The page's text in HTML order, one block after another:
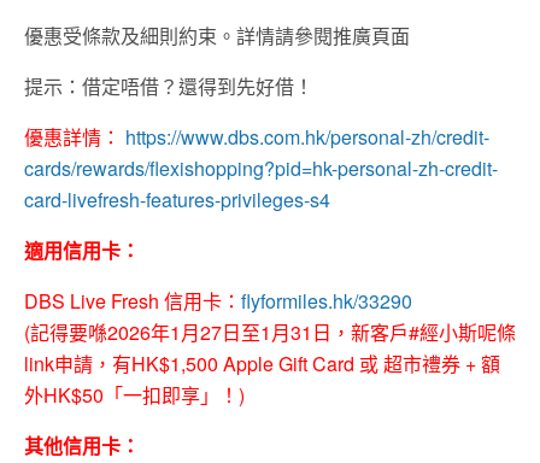
優惠受條款及細則約束。詳情請參閱推廣頁面
提示：借定唔借？還得到先好借！
優惠詳情： https://www.dbs.com.hk/personal-zh/credit-
cards/rewards/flexishopping?pid=hk-personal-zh-credit-
card-livefresh-features-privileges-s4
適用信用卡：
DBS Live Fresh 信用卡： flyformiles.hk/33290
(記得要喺2026年1月27日至1月31日，新客戶#經小斯呢條
link申請，有HK$1,500 Apple Gift Card 或 超市禮券 + 額
外HK$50「一扣即享」！)
其他信用卡：